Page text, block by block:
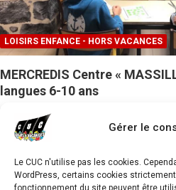
Gérer le
Le CUC n'utilise pas les cookies.
WordPress, certains cookies
fonctionnement du site peuvent être
LOISIRS ENFANCE - HORS VACANCES
MERCREDIS Centre «
langues 6-10 ans
CLIQUER SUR L'IMAGE pour